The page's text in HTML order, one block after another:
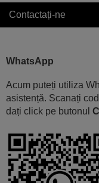
Contactați-ne
WhatsApp
Acum puteți utiliza
asistență. Scanați
dați click pe butonul